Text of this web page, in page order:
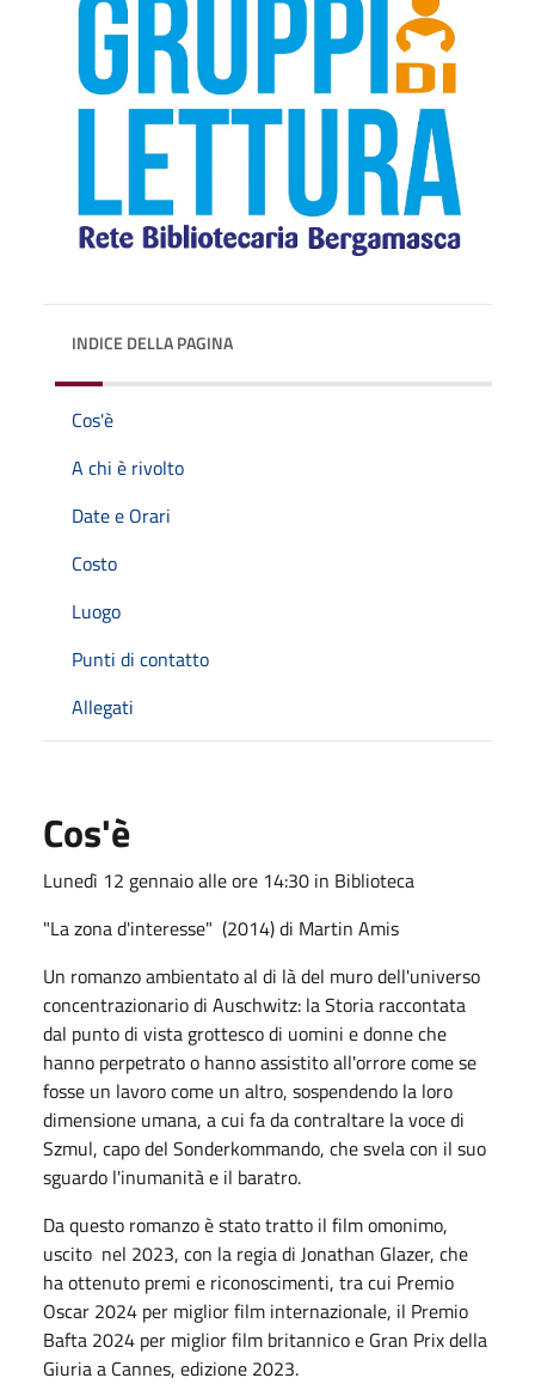
INDICE DELLA PAGINA
Cos'è
A chi è rivolto
Date e Orari
Costo
Luogo
Punti di contatto
Allegati
Cos'è
Lunedì 12 gennaio alle ore 14:30 in Biblioteca
"La zona d'interesse" (2014) di Martin Amis
Un romanzo ambientato al di là del muro dell'universo
concentrazionario di Auschwitz: la Storia raccontata
dal punto di vista grottesco di uomini e donne che
hanno perpetrato o hanno assistito all'orrore come se
fosse un lavoro come un altro, sospendendo la loro
dimensione umana, a cui fa da contraltare la voce di
Szmul, capo del Sonderkommando, che svela con il suo
sguardo l'inumanità e il baratro.
Da questo romanzo è stato tratto il film omonimo,
uscito nel 2023, con la regia di Jonathan Glazer, che
ha ottenuto premi e riconoscimenti, tra cui Premio
Oscar 2024 per miglior film internazionale, il Premio
Bafta 2024 per miglior film britannico e Gran Prix della
Giuria a Cannes, edizione 2023.